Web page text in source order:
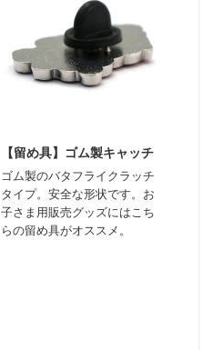
【留め具】ゴム製キャッチ
ゴム製のバタフライクラッチ
タイプ。安全な形状です。お
子さま用販売グッズにはこち
らの留め具がオススメ。